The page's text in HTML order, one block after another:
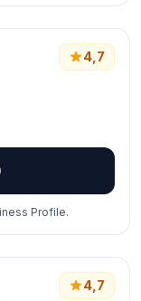
4,7
Profile.
4,7